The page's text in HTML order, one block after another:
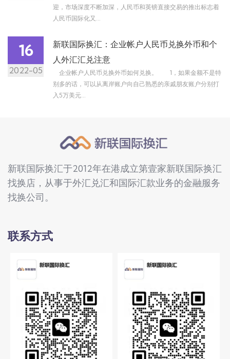
迎，市场深度不断加深，人民币和英镑直接交易的推出标志着
人民币国际化又...
16
2022-05
新联国际换汇：企业帐户人民币兑换外币和个
人外汇汇兑注意
企业帐户人民币兑换外币如何兑换。 1，如果金额不是特
别多的话，可以从离岸账户向自己熟悉的亲戚朋友账户分别打
入5万美元...
新联国际换汇于2012年在港成立第壹家新联国际换汇
找换店，从事于外汇兑汇和国际汇款业务的金融服务
找换公司。
联系方式